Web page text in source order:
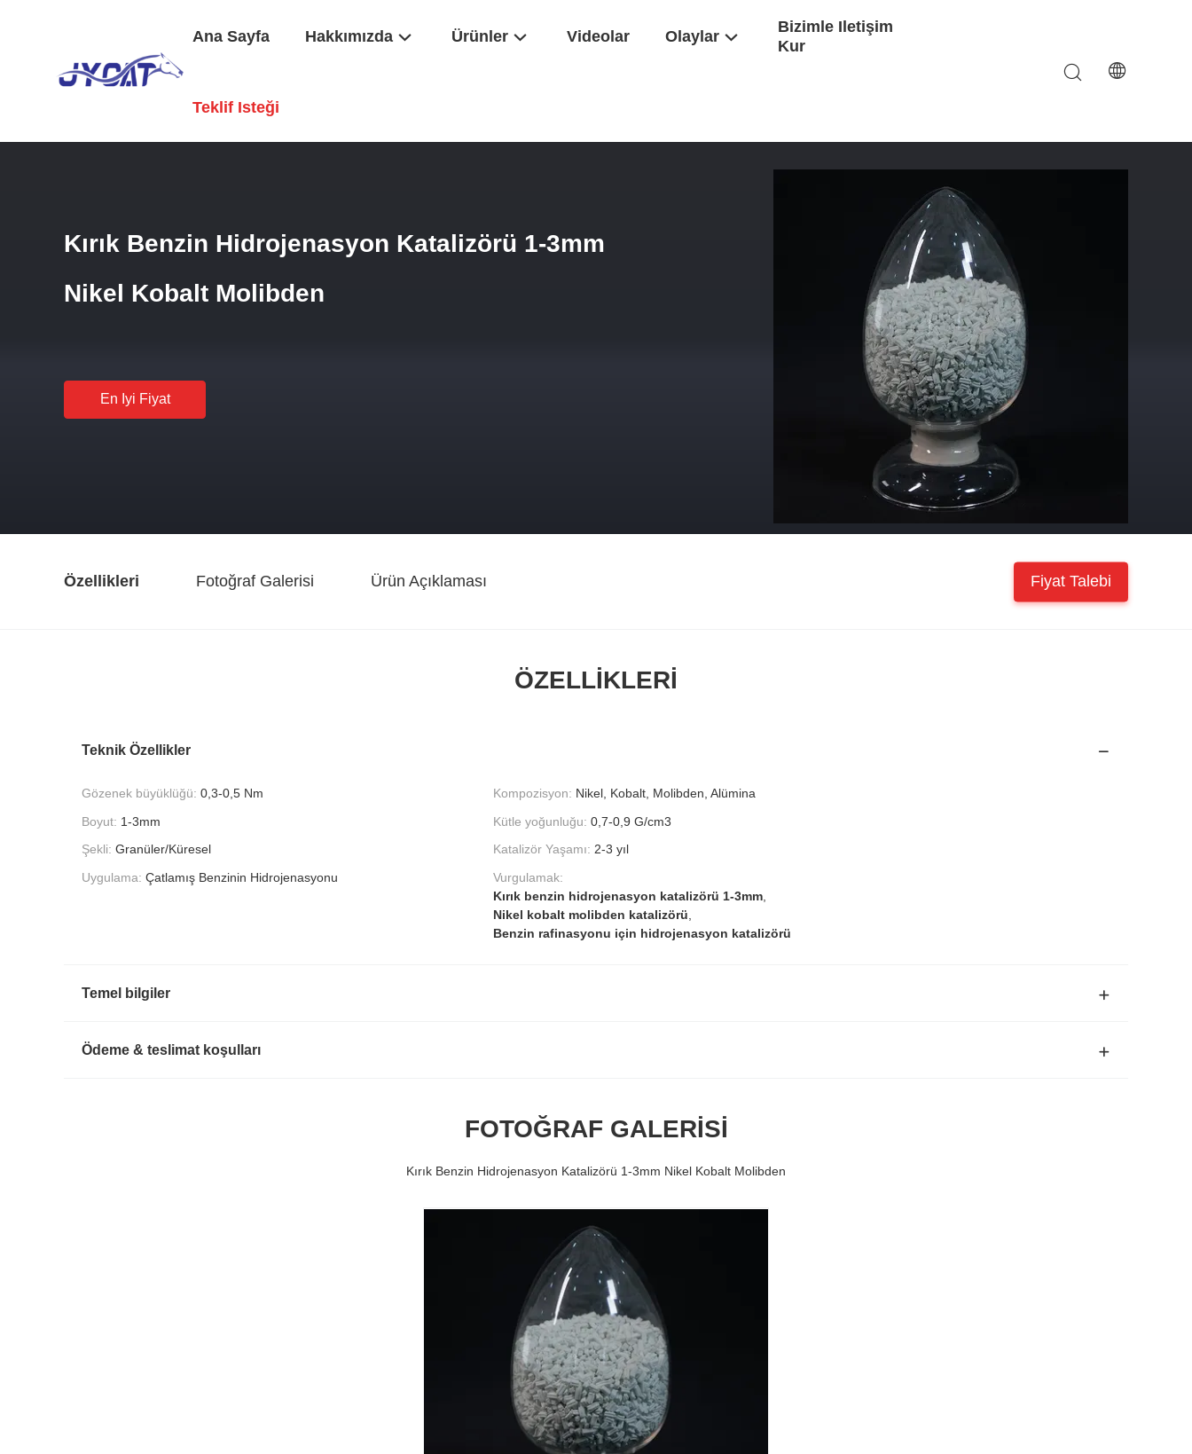
Ana Sayfa Hakkımızda Ürünler Videolar Olaylar
Bizimle Iletişim
Kur
Teklif Isteği
Kırık Benzin Hidrojenasyon Katalizörü 1-3mm
Nikel Kobalt Molibden
En Iyi Fiyat
Özellikleri Fotoğraf Galerisi Ürün Açıklaması Fiyat Talebi
ÖZELLIKLERI
Teknik Özellikler
Gözenek büyüklüğü: 0,3-0,5 Nm Kompozisyon: Nikel, Kobalt, Molibden, Alümina
Boyut: 1-3mm Kütle yoğunluğu: 0,7-0,9 G/cm3
Şekli: Granüler/Küresel Katalizör Yaşamı: 2-3 yıl
Uygulama: Çatlamış Benzinin Hidrojenasyonu
Vurgulamak:
Kırık benzin hidrojenasyon katalizörü 1-3mm
Nikel kobalt molibden katalizörü
Benzin rafinasyonu için hidrojenasyon katalizörü
Temel bilgiler
Ödeme & teslimat koşulları
FOTOĞRAF GALERISI
Kırık Benzin Hidrojenasyon Katalizörü 1-3mm Nikel Kobalt Molibden